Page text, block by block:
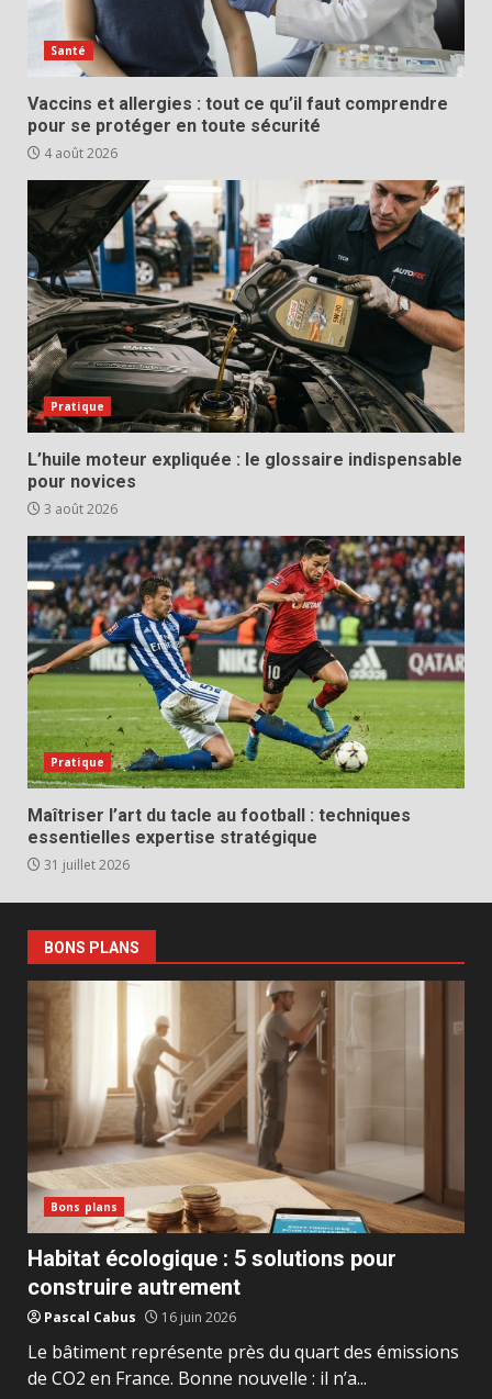
Santé
Vaccins et allergies : tout ce qu’il faut comprendre
pour se protéger en toute sécurité
4 août 2026
Pratique
L’huile moteur expliquée : le glossaire indispensable
pour novices
3 août 2026
Pratique
Maîtriser l’art du tacle au football : techniques
essentielles expertise stratégique
31 juillet 2026
BONS PLANS
Bons plans
Habitat écologique : 5 solutions pour
construire autrement
Pascal Cabus 16 juin 2026
Le bâtiment représente près du quart des émissions
de CO2 en France. Bonne nouvelle : il n’a...